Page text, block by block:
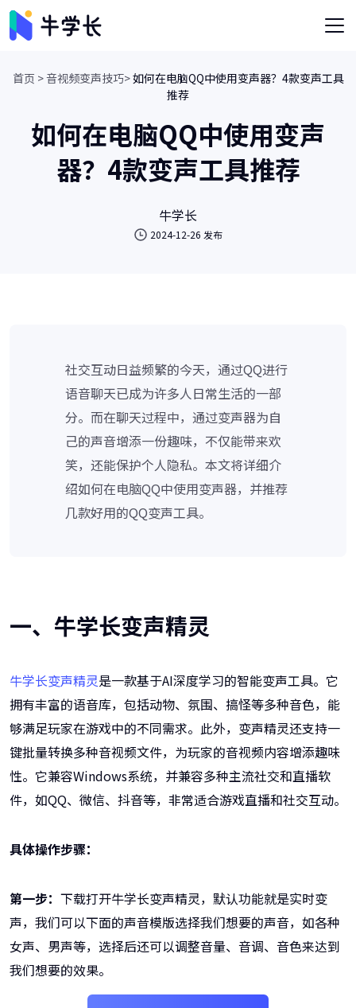
首页 >音视频变声技巧>如何在电脑QQ中使用变声器？4款变声工具
推荐
如何在电脑QQ中使用变声
器？4款变声工具推荐
牛学长
2024-12-26 发布
社交互动日益频繁的今天，通过QQ进行
语音聊天已成为许多人日常生活的一部
分。而在聊天过程中，通过变声器为自
己的声音增添一份趣味，不仅能带来欢
笑，还能保护个人隐私。本文将详细介
绍如何在电脑QQ中使用变声器，并推荐
几款好用的QQ变声工具。
一、牛学长变声精灵
牛学长变声精灵是一款基于AI深度学习的智能变声工具。它
拥有丰富的语音库，包括动物、氛围、搞怪等多种音色，能
够满足玩家在游戏中的不同需求。此外，变声精灵还支持一
键批量转换多种音视频文件，为玩家的音视频内容增添趣味
性。它兼容Windows系统，并兼容多种主流社交和直播软
件，如QQ、微信、抖音等，非常适合游戏直播和社交互动。
具体操作步骤：
第一步： 下载打开牛学长变声精灵，默认功能就是实时变
声，我们可以下面的声音模版选择我们想要的声音，如各种
女声、男声等，选择后还可以调整音量、音调、音色来达到
我们想要的效果。